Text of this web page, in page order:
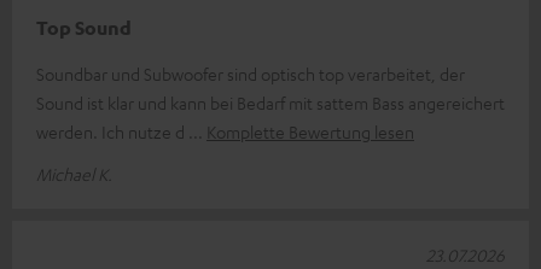
Top Sound
Soundbar und Subwoofer sind optisch top verarbeitet, der
Sound ist klar und kann bei Bedarf mit sattem Bass angereichert
werden. Ich nutze d
Komplette Bewertung lesen
Michael K.
23.07.2026